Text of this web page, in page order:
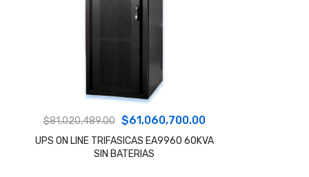
$81,020,489.00 El
precio
original
$61,060,700.00El
precio
UPS ON LINE TRIFASICAS EA9960 60KVA
SIN BATERIAS